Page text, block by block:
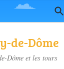
de-Dôme
Dôme et les tours